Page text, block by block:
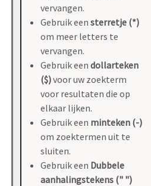
vervangen.
Gebruik een sterretje (*)
om meer letters te
vervangen.
Gebruik een dollarteken
($)voor uw zoekterm
voor resultaten die op
elkaar lijken.
Gebruik een minteken (-)
om zoektermen uit te
sluiten.
Gebruik een Dubbele
aanhalingstekens (" ")